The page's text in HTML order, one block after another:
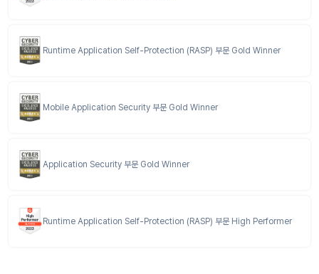
Runtime Application Self-Protection (RASP) 부문 Gold Winner
Mobile Application Security 부문 Gold Winner
Application Security 부문 Gold Winner
Runtime Application Self-Protection (RASP) 부문 High Performer